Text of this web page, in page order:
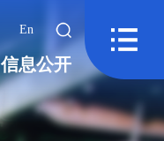
En
信息公开